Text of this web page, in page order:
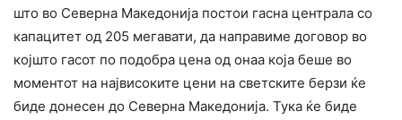
што во Северна Македонија постои гасна централа со
капацитет од 205 мегавати, да направиме договор во
којшто гасот по подобра цена од онаа која беше во
моментот на највисоките цени на светските берзи ќе
биде донесен до Северна Македонија. Тука ќе биде